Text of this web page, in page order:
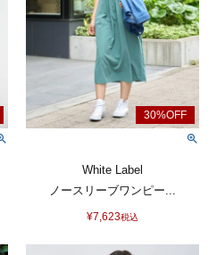
White Label
ノースリーブワンピー...
¥7,623税込